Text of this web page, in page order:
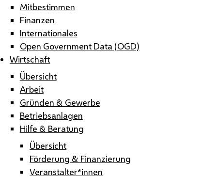
Mitbestimmen
Finanzen
Internationales
Open Government Data (OGD)
Wirtschaft
Übersicht
Arbeit
Gründen & Gewerbe
Betriebsanlagen
Hilfe & Beratung
Übersicht
Förderung & Finanzierung
Veranstalter*innen